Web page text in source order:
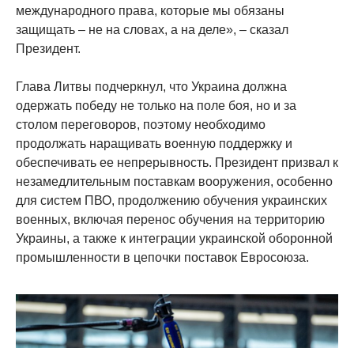
международного права, которые мы обязаны
защищать – не на словах, а на деле», – сказал
Президент.
Глава Литвы подчеркнул, что Украина должна
одержать победу не только на поле боя, но и за
столом переговоров, поэтому необходимо
продолжать наращивать военную поддержку и
обеспечивать ее непрерывность. Президент призвал к
незамедлительным поставкам вооружения, особенно
для систем ПВО, продолжению обучения украинских
военных, включая перенос обучения на территорию
Украины, а также к интеграции украинской оборонной
промышленности в цепочки поставок Евросоюза.